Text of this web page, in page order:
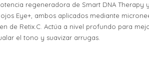
regeneradora de Smart DNA Therapy
Eye+, ambos aplicados mediante
de Retix.C. Actúa a nivel profundo para
el tono y suavizar arrugas.